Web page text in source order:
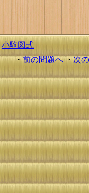
小駒図式
・前の問題へ・次